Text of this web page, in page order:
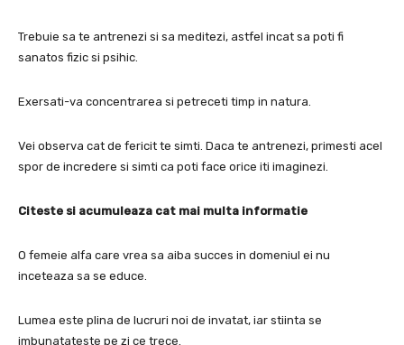
Trebuie sa te antrenezi si sa meditezi, astfel incat sa poti fi
sanatos fizic si psihic.
Exersati-va concentrarea si petreceti timp in natura.
Vei observa cat de fericit te simti. Daca te antrenezi, primesti acel
spor de incredere si simti ca poti face orice iti imaginezi.
Citeste si acumuleaza cat mai multa informatie
O femeie alfa care vrea sa aiba succes in domeniul ei nu
inceteaza sa se educe.
Lumea este plina de lucruri noi de invatat, iar stiinta se
imbunatateste pe zi ce trece.